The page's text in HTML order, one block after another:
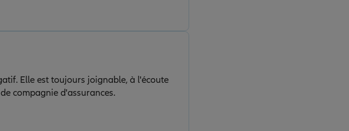
Elle est toujours joignable, à l'écoute
compagnie d'assurances.